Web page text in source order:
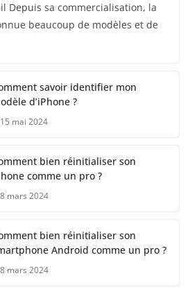
Depuis sa commercialisation, la
beaucoup de modèles et de
savoir identifier mon
d’iPhone ?
15 mai 2024
bien réinitialiser son
comme un pro ?
8 mars 2024
bien réinitialiser son
Android comme un pro ?
8 mars 2024